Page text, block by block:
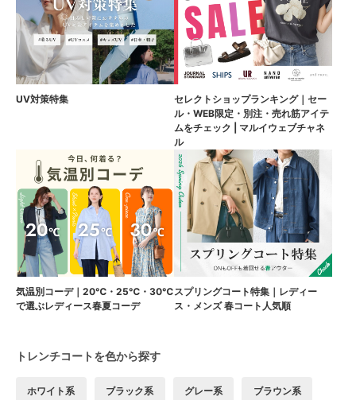
UV対策特集
セレクトショップランキング｜セー
ル・WEB限定・別注・売れ筋アイテ
ムをチェック | マルイウェブチャネ
ル
気温別コーデ｜20℃・25℃・30℃
で選ぶレディース春夏コーデ
スプリングコート特集｜レディー
ス・メンズ 春コート人気順
トレンチコートを色から探す
ホワイト系 ブラック系 グレー系 ブラウン系